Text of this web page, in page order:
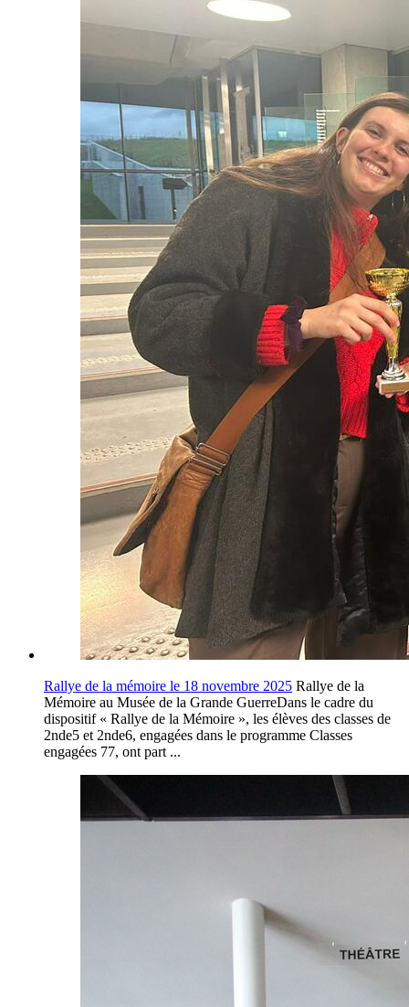
Rallye de la mémoire le 18 novembre 2025 Rallye de la
Mémoire au Musée de la Grande GuerreDans le cadre du
dispositif « Rallye de la Mémoire », les élèves des classes de
2nde5 et 2nde6, engagées dans le programme Classes
engagées 77, ont part ...